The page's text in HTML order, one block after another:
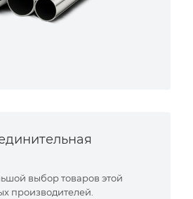
выбор товаров этой
производителей.